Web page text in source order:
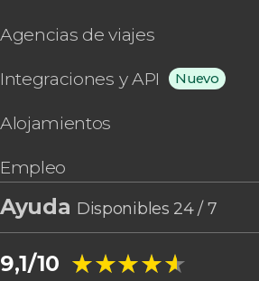
Agencias de viajes
Integraciones y API Nuevo
Alojamientos
Empleo
Ayuda Disponibles 24 / 7
9,1/10 ★★★★★
★★★★★